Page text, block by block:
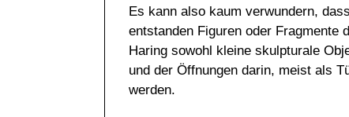
Es kann also kaum verwundern,
entstanden Figuren oder Fragmente
Haring sowohl kleine skulpturale
und der Öffnungen darin, meist als
werden.